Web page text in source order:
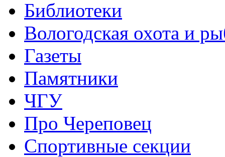
Библиотеки
Вологодская охота и
Газеты
Памятники
ЧГУ
Про Череповец
Спортивные секции